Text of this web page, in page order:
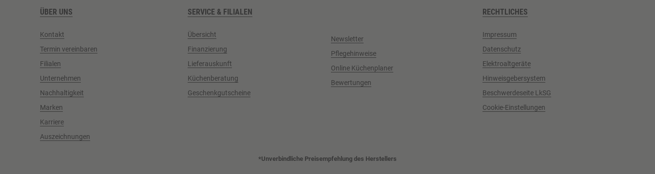
ÜBER UNS
Kontakt
Termin vereinbaren
Filialen
Unternehmen
Nachhaltigkeit
Marken
Karriere
Auszeichnungen
SERVICE & FILIALEN
Übersicht
Finanzierung
Lieferauskunft
Küchenberatung
Geschenkgutscheine
Newsletter
Pflegehinweise
Online Küchenplaner
Bewertungen
RECHTLICHES
Impressum
Datenschutz
Elektroaltgeräte
Hinweisgebersystem
Beschwerdeseite LkSG
Cookie-Einstellungen
*Unverbindliche Preisempfehlung des Herstellers